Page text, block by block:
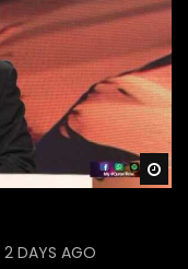
2 DAYS AGO